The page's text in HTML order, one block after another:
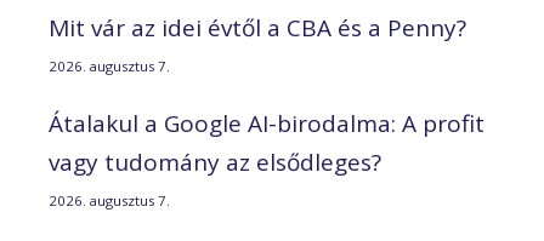
Mit vár az idei évtől a CBA és a Penny?
2026. augusztus 7.
Átalakul a Google AI-birodalma: A profit
vagy tudomány az elsődleges?
2026. augusztus 7.